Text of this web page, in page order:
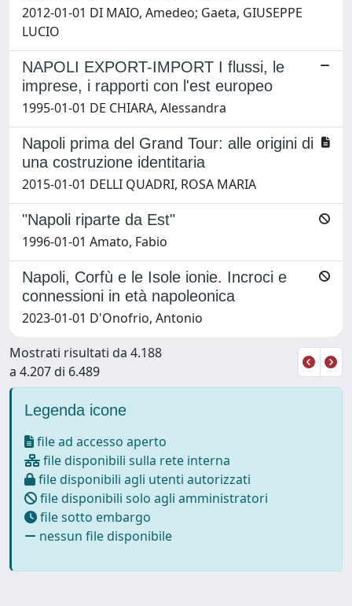
2012-01-01 DI MAIO, Amedeo; Gaeta, GIUSEPPE
LUCIO
NAPOLI EXPORT-IMPORT I flussi, le
imprese, i rapporti con l'est europeo
1995-01-01 DE CHIARA, Alessandra
Napoli prima del Grand Tour: alle origini di
una costruzione identitaria
2015-01-01 DELLI QUADRI, ROSA MARIA
"Napoli riparte da Est"
1996-01-01 Amato, Fabio
Napoli, Corfù e le Isole ionie. Incroci e
connessioni in età napoleonica
2023-01-01 D'Onofrio, Antonio
Mostrati risultati da 4.188
a 4.207 di 6.489
Legenda icone
file ad accesso aperto
file disponibili sulla rete interna
file disponibili agli utenti autorizzati
file disponibili solo agli amministratori
file sotto embargo
nessun file disponibile